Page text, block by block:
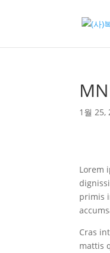
1월 25,
Lorem
primis
Cras
mattis